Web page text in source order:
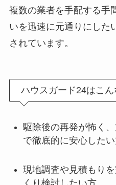
複数の業者を手配する手
いを迅速に元通りにした
されています。
ハウスガード24はこん
駆除後の再発が怖く
で徹底的に安心した
現地調査や見積もり